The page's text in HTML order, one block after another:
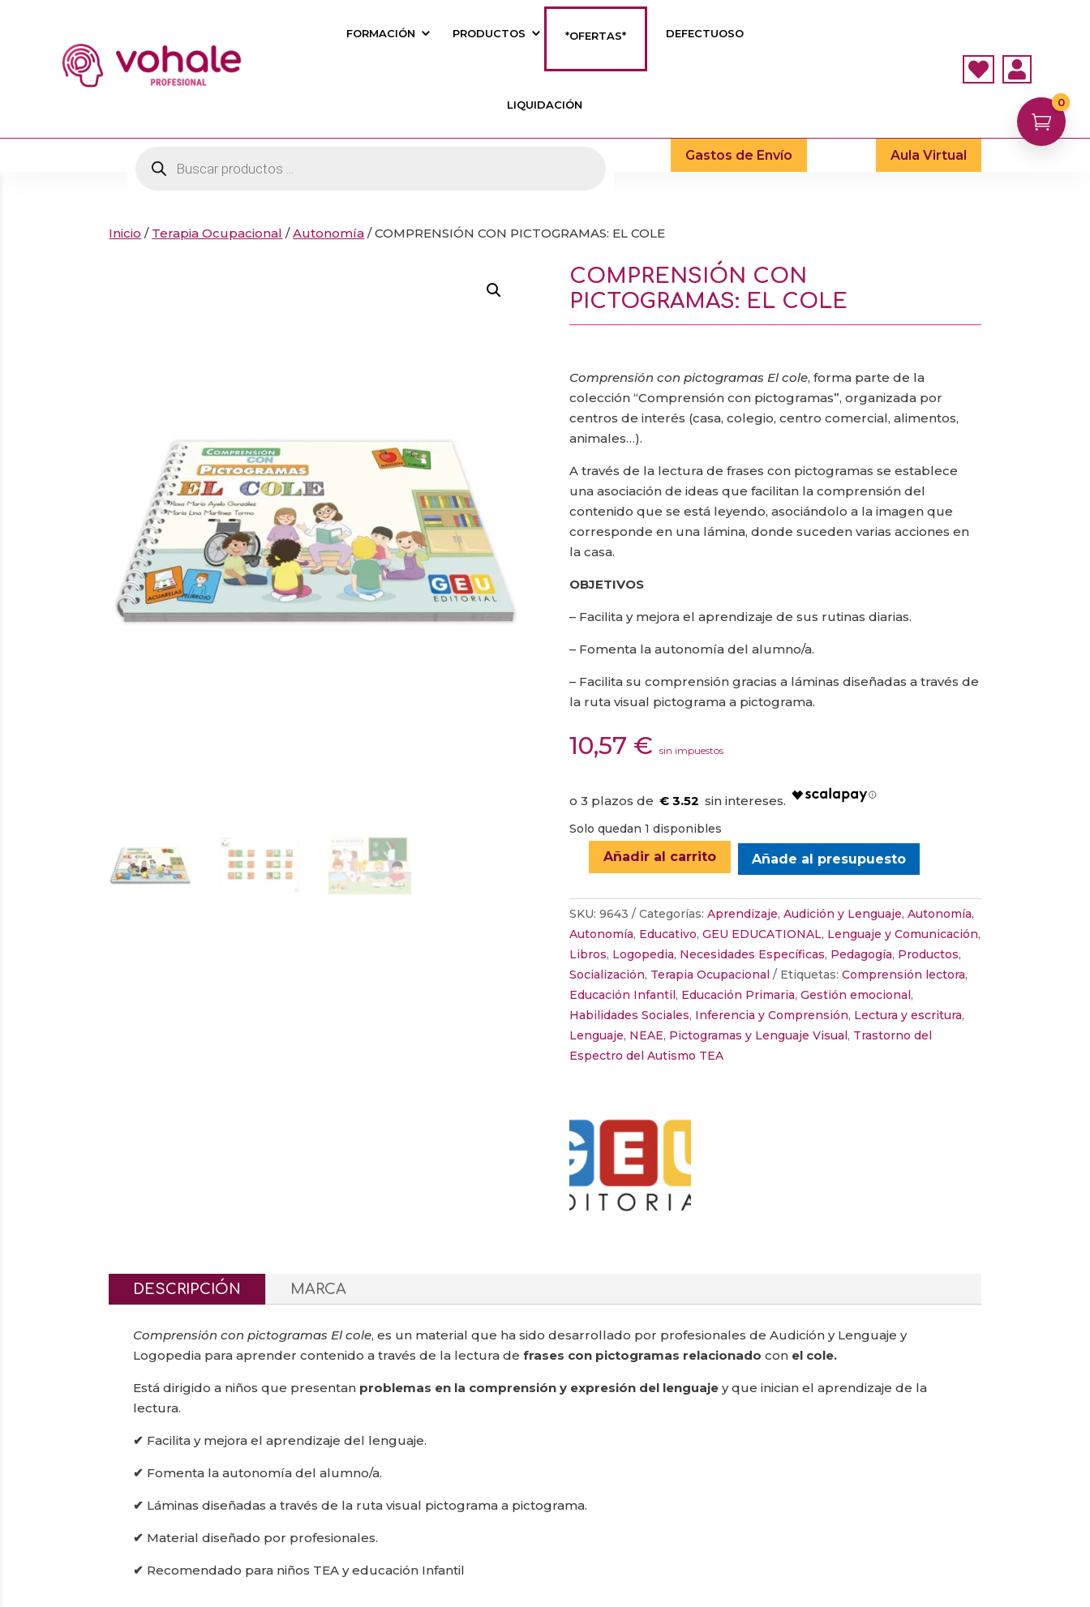
FORMACIÓN PRODUCTOS *OFERTAS* DEFECTUOSO
LIQUIDACIÓN
 
productos
Gastos de Envío Aula Virtual
Inicio / Terapia Ocupacional /Autonomía / COMPRENSIÓN CON PICTOGRAMAS: EL COLE
COMPRENSIÓN CON
PICTOGRAMAS: EL COLE
Comprensión con pictogramas El cole, forma parte de la
colección “Comprensión con pictogramas”, organizada por
centros de interés (casa, colegio, centro comercial, alimentos,
animales…).
A través de la lectura de frases con pictogramas se establece
una asociación de ideas que facilitan la comprensión del
contenido que se está leyendo, asociándolo a la imagen que
corresponde en una lámina, donde suceden varias acciones en
la casa.
OBJETIVOS
– Facilita y mejora el aprendizaje de sus rutinas diarias.
– Fomenta la autonomía del alumno/a.
– Facilita su comprensión gracias a láminas diseñadas a través de
la ruta visual pictograma a pictograma.
10,57 € sin impuestos
€ 3.52
Solo quedan 1 disponibles
COMPRENSIÓN
PICTOGRAMAS:
EL
COLE
cantidad
Añadir al carrito Añade al presupuesto
SKU: 9643 Categorías: Aprendizaje, Audición y Lenguaje, Autonomía,
Autonomía, Educativo, GEU EDUCATIONAL, Lenguaje y Comunicación,
Libros, Logopedia, Necesidades Específicas, Pedagogía, Productos,
Socialización, Terapia Ocupacional Etiquetas: Comprensión lectora,
Educación Infantil, Educación Primaria, Gestión emocional,
Habilidades Sociales, Inferencia y Comprensión, Lectura y escritura,
Lenguaje, NEAE, Pictogramas y Lenguaje Visual, Trastorno del
Espectro del Autismo TEA
DESCRIPCIÓN MARCA
Comprensión con pictogramas El cole, es un material que ha sido desarrollado por profesionales de Audición y Lenguaje y
Logopedia para aprender contenido a través de la lectura defrases con pictogramas relacionado con el cole.
Está dirigido a niños que presentan problemas en la comprensión y expresión del lenguaje y que inician el aprendizaje de la
lectura.
✔ Facilita y mejora el aprendizaje del lenguaje.
✔ Fomenta la autonomía del alumno/a.
✔ Láminas diseñadas a través de la ruta visual pictograma a pictograma.
✔ Material diseñado por profesionales.
✔ Recomendado para niños TEA y educación Infantil

0